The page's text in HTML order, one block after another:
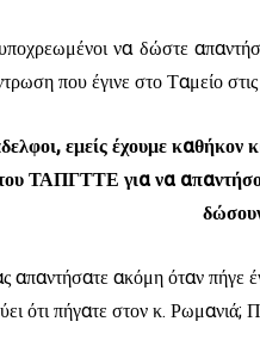
να δώστε
που έγινε στο Ταμείο
εμείς έχουμε
ΤΑΠΓΤΤΕ για να
απαντήσατε ακόμη όταν πήγε
ότι πήγατε στον κ. Ρωμανιά;